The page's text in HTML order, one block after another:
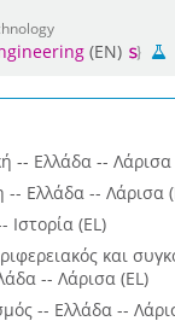
(EN)
-- Ελλάδα -- Λάρισα
Ελλάδα -- Λάρισα
Ιστορία (EL)
και
-- Λάρισα (EL)
-- Ελλάδα --